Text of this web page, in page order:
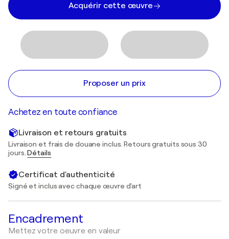
Acquérir cette œuvre
Proposer un prix
Achetez en toute confiance
Livraison et retours gratuits
Livraison et frais de douane inclus. Retours gratuits sous 30
jours.Détails
Certificat d'authenticité
Signé et inclus avec chaque œuvre d'art
Encadrement
Mettez votre oeuvre en valeur